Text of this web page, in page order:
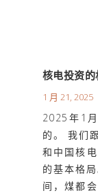
核电投资
1 月 21, 2025
2025年1
的。 我们
和中国核
的基本格
间，煤都